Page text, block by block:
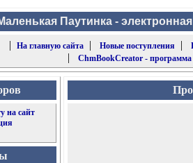
Паутинка -
|
На главную сайта| Новые поступления |
| ChmBookCreator -
на сайт